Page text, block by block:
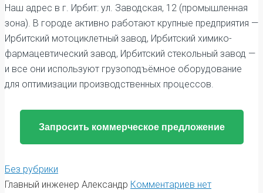
Наш адрес в г. Ирбит: ул. Заводская, 12 (промышленная
зона). В городе активно работают крупные предприятия —
Ирбитский мотоциклетный завод, Ирбитский химико-
фармацевтический завод, Ирбитский стекольный завод —
и все они используют грузоподъёмное оборудование
для оптимизации производственных процессов.
Запросить коммерческое предложение
Без рубрики
Главный инженер Александр Комментариев нет